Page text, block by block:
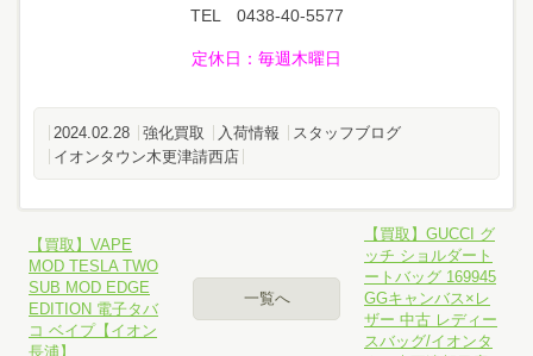
TEL 0438-40-5577
定休日 ：毎週木曜日
2024.02.28 強化買取 入荷情報
スタッフブログ
イオンタウン木更津請西店
【買取】VAPE
MOD TESLA TWO
SUB MOD EDGE
EDITION 電子タバ
コ ベイプ【イオン
長浦】
一覧へ
【買取】GUCCI グ
ッチ ショルダート
ートバッグ 169945
GGキャンバス×レ
ザー 中古 レディー
スバッグ/イオンタ